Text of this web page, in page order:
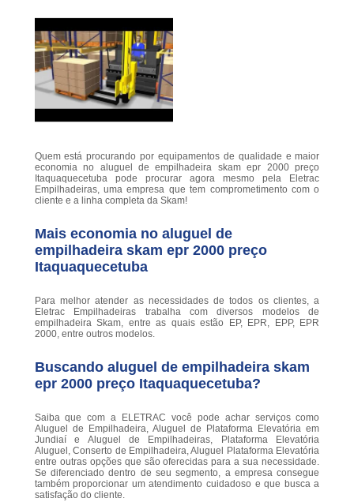
Quem está procurando por equipamentos de qualidade e maior
economia no aluguel de empilhadeira skam epr 2000 preço
Itaquaquecetuba pode procurar agora mesmo pela Eletrac
Empilhadeiras, uma empresa que tem comprometimento com o
cliente e a linha completa da Skam!
Mais economia no aluguel de
empilhadeira skam epr 2000 preço
Itaquaquecetuba
Para melhor atender as necessidades de todos os clientes, a
Eletrac Empilhadeiras trabalha com diversos modelos de
empilhadeira Skam, entre as quais estão EP, EPR, EPP, EPR
2000, entre outros modelos.
Buscando aluguel de empilhadeira skam
epr 2000 preço Itaquaquecetuba?
Saiba que com a ELETRAC você pode achar serviços como
Aluguel de Empilhadeira, Aluguel de Plataforma Elevatória em
Jundiaí e Aluguel de Empilhadeiras, Plataforma Elevatória
Aluguel, Conserto de Empilhadeira, Aluguel Plataforma Elevatória
entre outras opções que são oferecidas para a sua necessidade.
Se diferenciado dentro de seu segmento, a empresa consegue
também proporcionar um atendimento cuidadoso e que busca a
satisfação do cliente.